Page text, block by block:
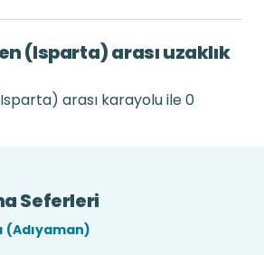
(Isparta) arası uzaklık
arası karayolu ile 0
Seferleri
(Adıyaman)